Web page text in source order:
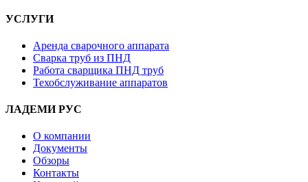
УСЛУГИ
Аренда сварочного аппарата
Сварка труб из ПНД
Работа сварщика ПНД труб
Техобслуживание аппаратов
ЛАДЕМИ РУС
О компании
Документы
Обзоры
Контакты